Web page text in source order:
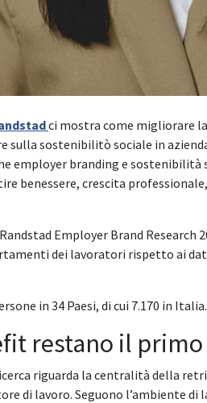
ci mostra come migliorare
sulla sostenibilitò sociale in
employer branding e
benessere, crescita
Employer Brand
dei lavoratori rispetto ai
in 34 Paesi, di cui 7.170 in Italia.
restano il
riguarda la centralità della
di lavoro. Seguono l’ambiente